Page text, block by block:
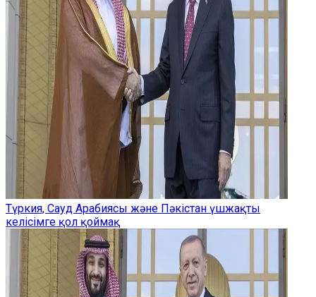
Түркия, Сауд Арабиясы және Пәкістан үшжақты
келісімге қол қоймақ